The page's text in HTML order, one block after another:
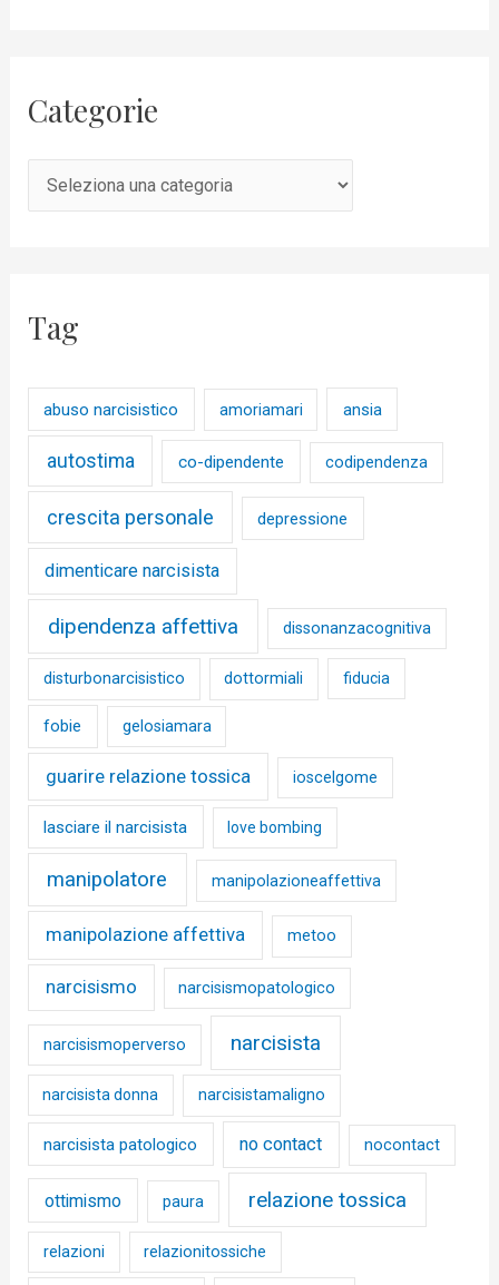
Categorie
Tag
abuso narcisistico amoriamari ansia
autostima co-dipendente codipendenza
crescita personale depressione
dimenticare narcisista
dipendenza affettiva dissonanzacognitiva
disturbonarcisistico dottormiali fiducia
fobie gelosiamara
guarire relazione tossica ioscelgome
lasciare il narcisista love bombing
manipolatore manipolazioneaffettiva
manipolazione affettiva metoo
narcisismo narcisismopatologico
narcisismoperverso narcisista
narcisista donna narcisistamaligno
narcisista patologico no contact nocontact
ottimismo paura relazione tossica
relazioni relazionitossiche